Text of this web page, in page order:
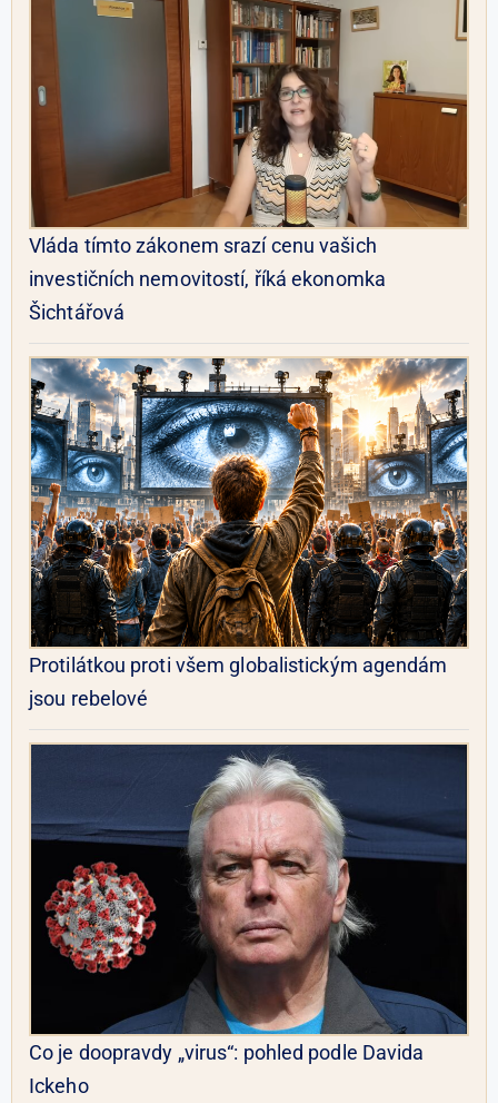
Vláda tímto zákonem srazí cenu vašich
investičních nemovitostí, říká ekonomka
Šichtářová
Protilátkou proti všem globalistickým agendám
jsou rebelové
Co je doopravdy „virus“: pohled podle Davida
Ickeho